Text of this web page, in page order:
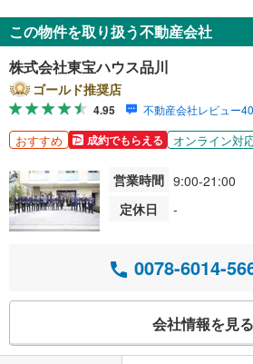
この物件を取り扱う不動産会社
株式会社東宝ハウス品川
ゴールド推奨店
4.95 不動産会社レビュー
おすすめ 成約でもらえる オンライン対
営業時間 9:00-21:00
定休日
-
0078-6014-
会社情報を見る